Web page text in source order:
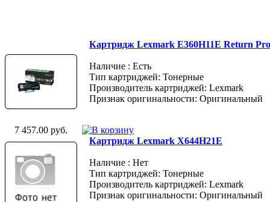
Картридж Lexmark E360H11E Return
Наличие : Есть
Тип картриджей: Тонерные
Производитель картриджей: Lexmark
Признак оригинальности: Оригинальный
7 457.00 руб.
Картридж Lexmark X644H21E
Наличие : Нет
Тип картриджей: Тонерные
Производитель картриджей: Lexmark
Признак оригинальности: Оригинальный